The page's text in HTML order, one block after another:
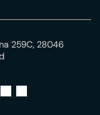
259C, 28046